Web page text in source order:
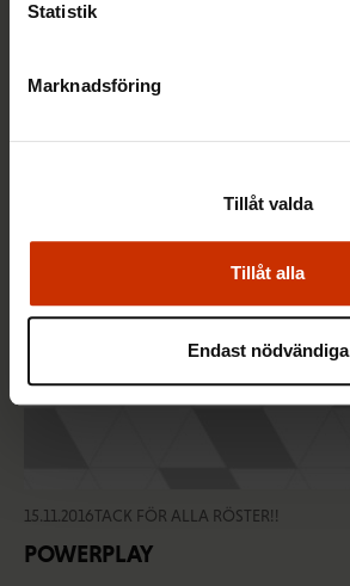
Statistik
Marknadsföring
Tillåt alla
Tillåt valda
Endast nödvändiga
2017
15.11.2016TACK FÖR ALLA RÖSTER!!
POWERPLAY